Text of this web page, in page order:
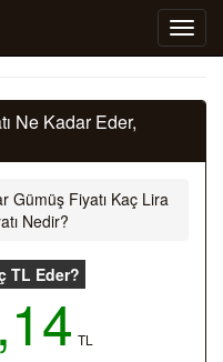
Ne Kadar Eder,
Gümüş Fiyatı Kaç Lira
Nedir?
TL Eder?
TL